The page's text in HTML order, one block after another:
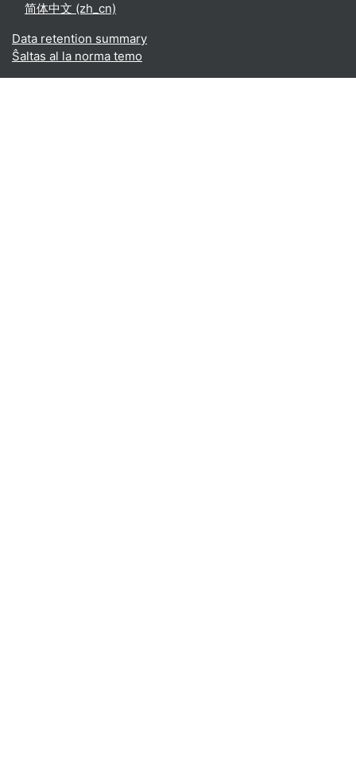
简体中文 ‎(zh_cn)‎
Data retention summary
Ŝaltas al la norma temo